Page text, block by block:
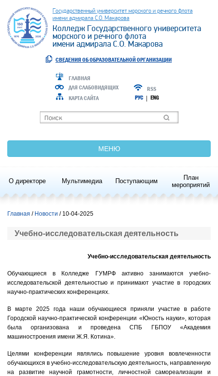
Государственный университет морского и речного флота
имени адмирала С.О. Макарова
Колледж Государственного университета
морского и речного флота
имени адмирала С.О. Макарова
СВЕДЕНИЯ ОБ ОБРАЗОВАТЕЛЬНОЙ ОРГАНИЗАЦИИ
ГЛАВНАЯ
ДЛЯ СЛАБОВИДЯЩИХ
КАРТА САЙТА
RSS
РУС| ENG
МЕНЮ
О директоре Мультимедиа Поступающим
План
мероприятий
Главная Новости / 10-04-2025
Учебно-исследовательская деятельность
Учебно-исследовательская деятельность
Обучающиеся в Колледже ГУМРФ активно занимаются учебно-
исследовательской деятельностью и принимают участие в городских
научно-практических конференциях.
В марте 2025 года наши обучающиеся приняли участие в работе
Городской научно-практической конференции «Юность науки», которая
была организована и проведена СПБ ГБПОУ «Академия
машиностроения имени Ж.Я. Котина».
Целями конференции являлись повышение уровня вовлеченности
обучающихся в учебно-исследовательскую деятельность, направленную
на развитие научной грамотности, личностной самореализации и